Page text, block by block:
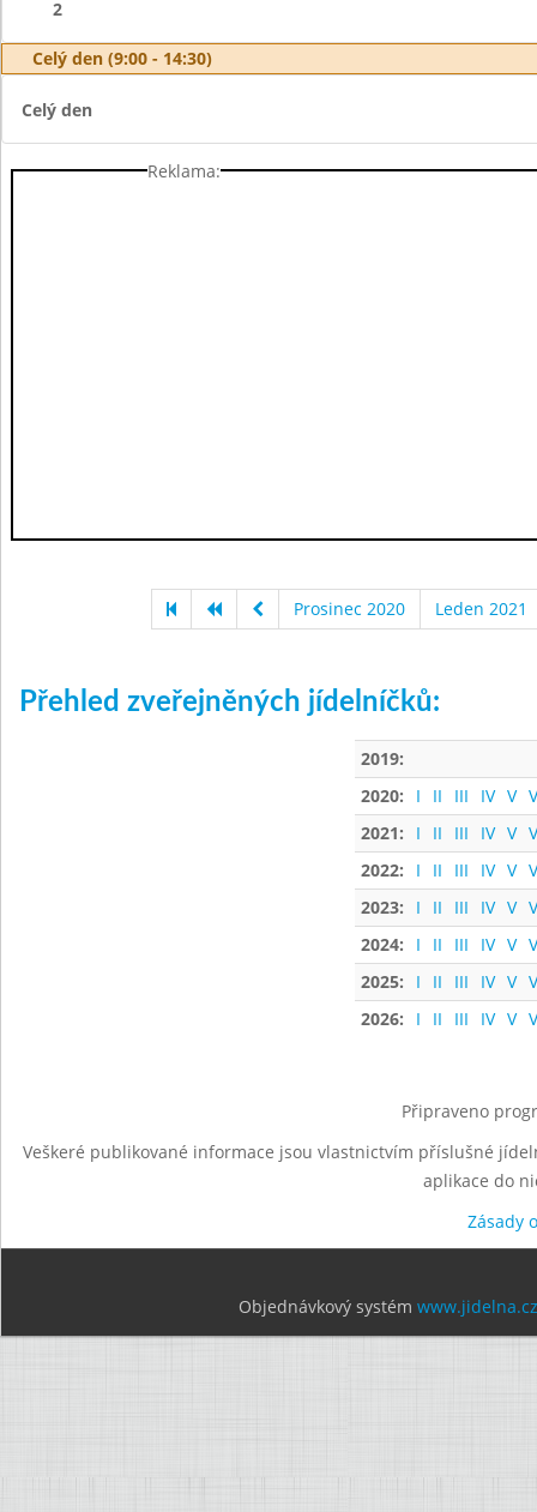
2
Celý den (9:00 - 14:30)
Celý den
Reklama:
Prosinec 2020 Leden 2021
Přehled zveřejněných jídelníčků:
2019:
2020:
I II III IV V
2021:
I II III IV V
2022:
I II III IV V
2023:
I II III IV V
2024:
I II III IV V
2025:
I II III IV V
2026:
I II III IV V
Připraveno
Veškeré publikované informace jsou vlastnictvím příslušné
aplikace do
Zásady
Objednávkový systém www.jidelna.cz